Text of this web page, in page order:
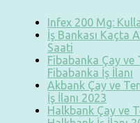
Infex 200 Mg:
İş Bankası Kaçta
Saati
Fibabanka Çay ve
Fibabanka İş İlanı
Akbank Çay ve
İş İlanı 2023
Halkbank Çay ve